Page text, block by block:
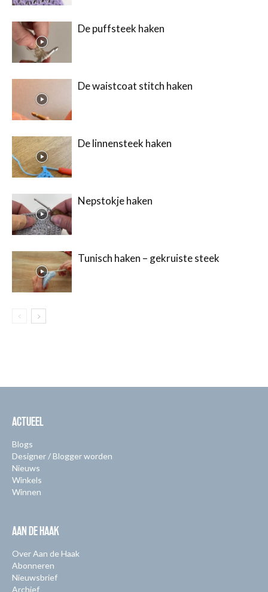
De puffsteek haken
De waistcoat stitch haken
De linnensteek haken
Nepstokje haken
Tunisch haken – gekruiste steek
ACTUEEL
Blogs
Designer / Blogger worden
Nieuws
Winkels
Winnen
AAN DE HAAK
Over Aan de Haak
Abonneren
Nieuwsbrief
Archief